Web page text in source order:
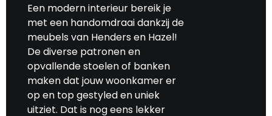
Een modern interieur bereik je
met een handomdraai dankzij de
meubels van Henders en Hazel!
De diverse patronen en
opvallende stoelen of banken
maken dat jouw woonkamer er
op en top gestyled en uniek
uitziet. Dat is nog eens lekker